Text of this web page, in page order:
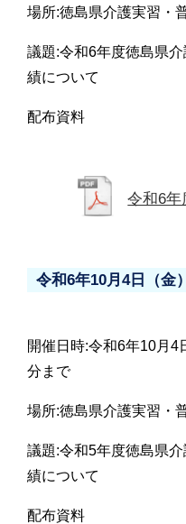
場所:徳島県介護実習・
議題:令和6年度徳島県
績について
配布資料
令和6年
令和6年10月4日（金）
開催日時:令和6年10月4
分まで
場所:徳島県介護実習・
議題:令和5年度徳島県
績について
配布資料